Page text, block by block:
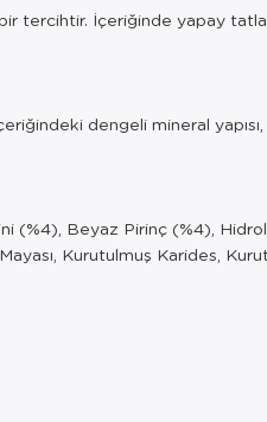
İçeriğinde yapay
dengeli mineral
(%4), Beyaz Pirinç (%4),
Kurutulmuş Karides,